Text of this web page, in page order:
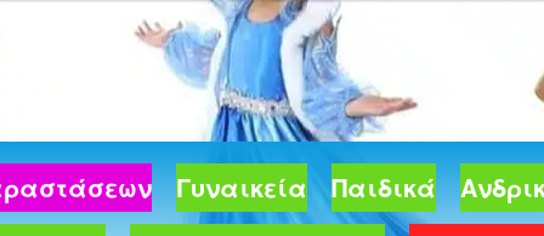
Γυναικεία Παιδικά